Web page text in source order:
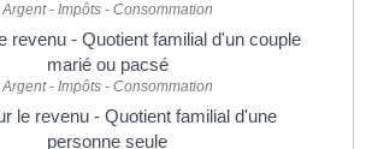
Argent - Impôts - Consommation
revenu - Quotient familial d'un couple
marié ou pacsé
Argent - Impôts - Consommation
le revenu - Quotient familial d'une
personne seule